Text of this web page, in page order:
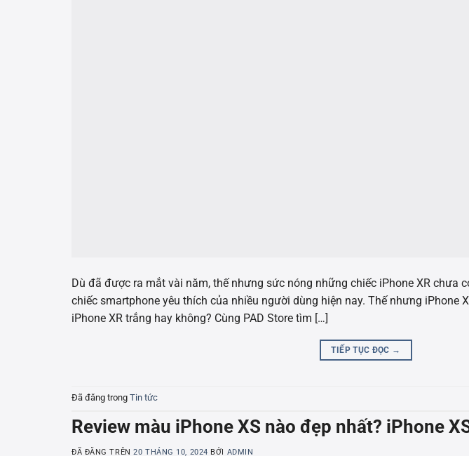
Dù đã được ra mắt vài năm, thế nhưng sức nóng những chiếc iPhone XR chưa
chiếc smartphone yêu thích của nhiều người dùng hiện nay. Thế nhưng iPhone
iPhone XR trắng hay không? Cùng PAD Store tìm […]
TIẾP TỤC ĐỌC →
Đã đăng trong Tin tức
Review màu iPhone XS nào đẹp nhất? iPhone
ĐÃ ĐĂNG TRÊN20 THÁNG 10, 2024 BỞI ADMIN